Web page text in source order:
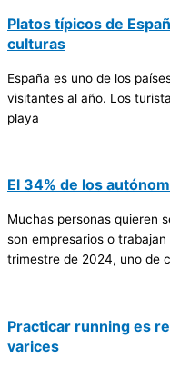
Platos típicos de
culturas
España es uno de los
visitantes al año. Los
playa
El 34% de los
Muchas personas quieren
son empresarios o
trimestre de 2024, uno de
Practicar running es
varices